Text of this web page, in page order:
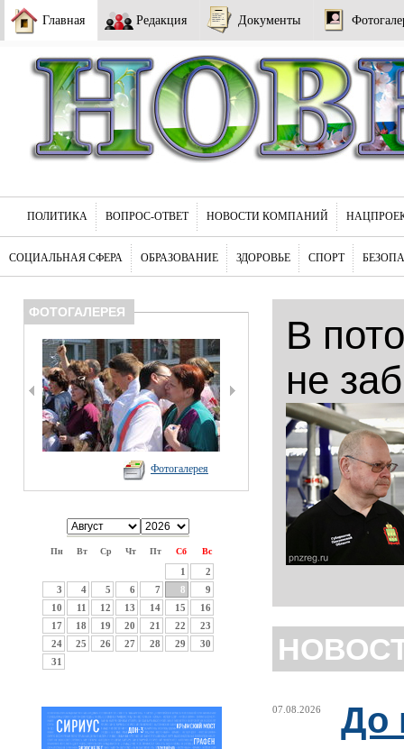
Главная Редакция Документы
ПОЛИТИКА ВОПРОС-ОТВЕТ НОВОСТИ КОМПАНИЙ
СОЦИАЛЬНАЯ СФЕРА ОБРАЗОВАНИЕ ЗДОРОВЬЕ СПОРТ
ФОТОГАЛЕРЕЯ
Фотогалерея
Пн Вт Ср Чт Пт Сб Вс
1
2
3
4 5 6 7 8
9
10
11 12 13 14 15
16
17
18 19 20 21 22
23
24
25 26 27 28 29
30
31
В
не
07.08.2026
До